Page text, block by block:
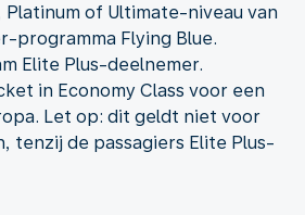
Platinum of Ultimate-niveau van
programma Flying Blue.
Elite Plus-deelnemer.
in Economy Class voor een
Let op: dit geldt niet voor
tenzij de passagiers Elite Plus-